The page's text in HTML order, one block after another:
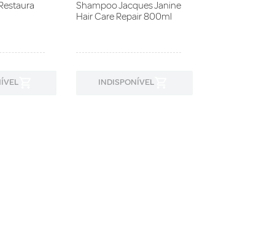
Shampoo Jacques Janine
Hair Care Repair 800ml
INDISPONÍVEL